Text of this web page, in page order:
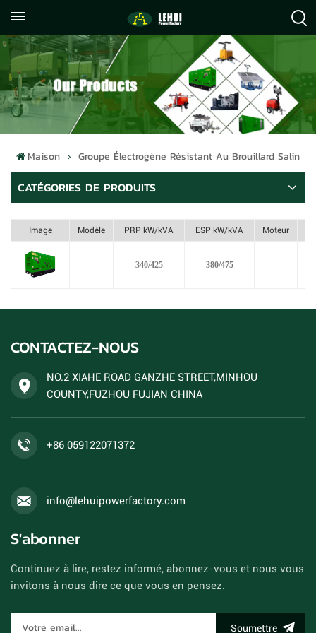
059122071372
info@lehuipowerfactory.com
Maison Groupe Électrogène Résistant Au Brouillard Salin
CATÉGORIES DE PRODUITS
Image Modèle PRP kW/kVA ESP kW/kVA Moteur
340/425 380/475
CONTACTEZ-NOUS
NO.2 XIAHE ROAD GANZHE STREET,MINHOU
COUNTY,FUZHOU FUJIAN CHINA
+86 059122071372
info@lehuipowerfactory.com
S'abonner
Continuez à lire, restez informé, abonnez-vous et nous vous
invitons à nous dire ce que vous en pensez.
Soumettre